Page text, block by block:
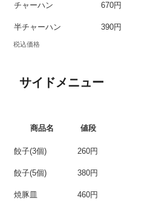
チャーハン 670円
半チャーハン 390円
税込価格
サイドメニュー
商品名 値段
餃子(3個) 260円
餃子(5個) 380円
焼豚皿 460円